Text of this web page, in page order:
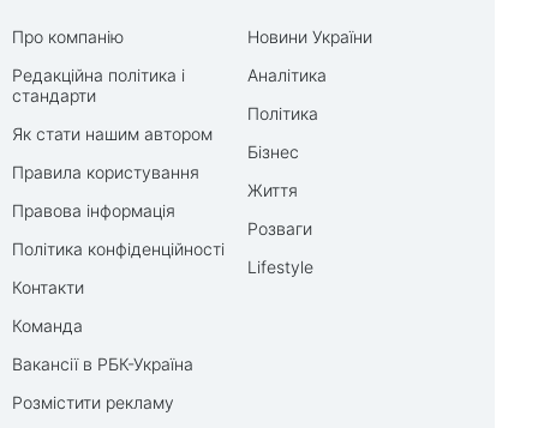
Про компанію
Редакційна політика і
стандарти
Як стати нашим автором
Правила користування
Правова інформація
Політика конфіденційності
Контакти
Команда
Вакансії в РБК-Україна
Розмістити рекламу
Новини України
Аналітика
Політика
Бізнес
Життя
Розваги
Lifestyle